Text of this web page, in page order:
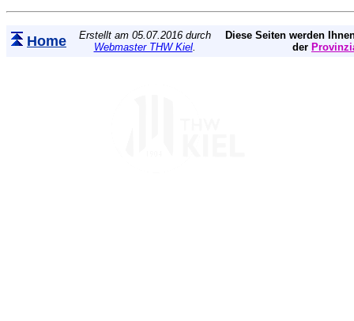
Home
Erstellt am 05.07.2016 durch
Webmaster THW Kiel.
Diese Seiten werden
der